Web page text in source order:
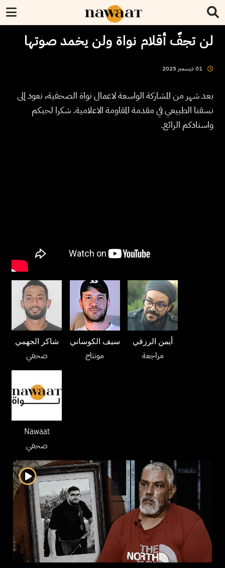
لن تجفّ أقلام نواة ولن يخمد صوتها
01 ديسمبر 2025
بعد شهر من المشاركة الواسعة لاعمال نواة الصحفية، نعود إلى
نسقنا الطبيعي في مقدمة المقاومة الاعلامية. شكرا لحبكم
واسنادكم الرائع.
شاكر الجهمي
صحفي
سيف الكوساني
مونتاج
أيمن الرزقي
مراجعة
Nawaat
صحفي